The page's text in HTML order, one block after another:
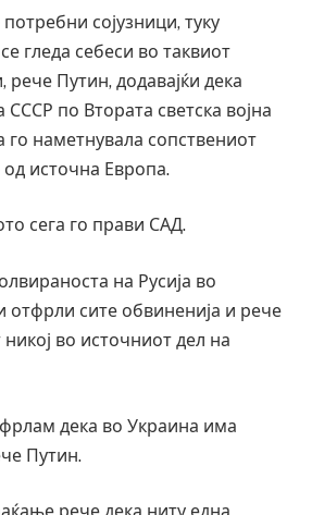
сојузници, туку
гледа себеси во таквиот
рече Путин, додавајќи дека
СССР по Втората светска војна
наметнувала сопствениот
источна Европа.
сега го прави САД.
на Русија во
отфрли сите обвиненија и рече
во источниот дел на
дека во Украина има
Путин.